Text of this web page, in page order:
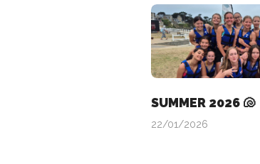
SUMMER 2026 🐚
22/01/2026